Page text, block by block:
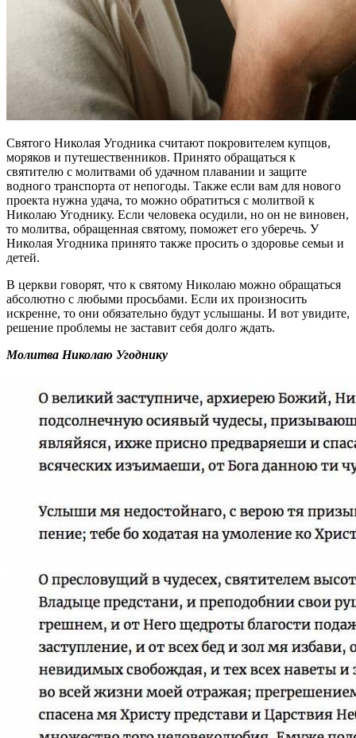
Святого Николая Угодника считают покровителем купцов,
моряков и путешественников. Принято обращаться к
святителю с молитвами об удачном плавании и защите
водного транспорта от непогоды. Также если вам для нового
проекта нужна удача, то можно обратиться с молитвой к
Николаю Угоднику. Если человека осудили, но он не виновен,
то молитва, обращенная святому, поможет его уберечь. У
Николая Угодника принято также просить о здоровье семьи и
детей.
В церкви говорят, что к святому Николаю можно обращаться
абсолютно с любыми просьбами. Если их произносить
искренне, то они обязательно будут услышаны. И вот увидите,
решение проблемы не заставит себя долго ждать.
Молитва Николаю Угоднику